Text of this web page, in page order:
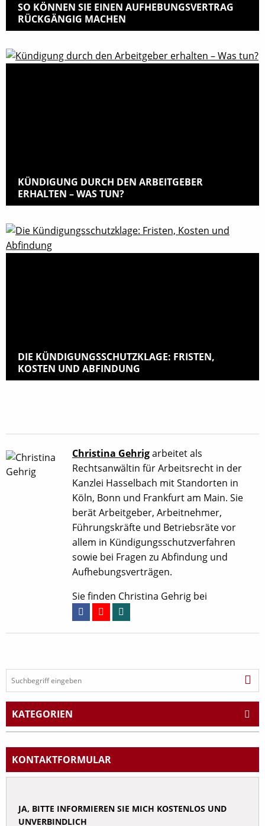
SO KÖNNEN SIE EINEN AUFHEBUNGSVERTRAG
RÜCKGÄNGIG MACHEN
KÜNDIGUNG DURCH DEN ARBEITGEBER
ERHALTEN – WAS TUN?
DIE KÜNDIGUNGSSCHUTZ­KLAGE: FRISTEN,
KOSTEN UND ABFINDUNG
Christina Gehrigarbeitet als
Rechtsanwältin für Arbeitsrecht in der
Kanzlei Hasselbach mit Standorten in
Köln, Bonn und Frankfurt am Main. Sie
berät Arbeitgeber, Arbeitnehmer,
Führungskräfte und Betriebsräte vor
allem in Kündigungsschutzverfahren
sowie bei Fragen zu Abfindung und
Aufhebungsverträgen.
Sie finden Christina Gehrig bei
KATEGORIEN
Abfindung
Abmahnung
Arbeitsvertrag
KONTAKTFORMULAR
JA, BITTE INFORMIEREN SIE MICH KOSTENLOS UND
UNVERBINDLICH